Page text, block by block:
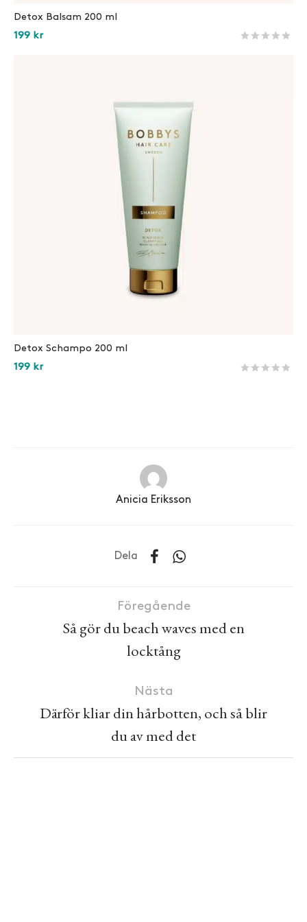
Detox Balsam 200 ml
199 kr
Detox Schampo 200 ml
199 kr
Anicia Eriksson
Dela
Föregående
Så gör du beach waves med en
locktång
Nästa
Därför kliar din hårbotten, och så blir
du av med det